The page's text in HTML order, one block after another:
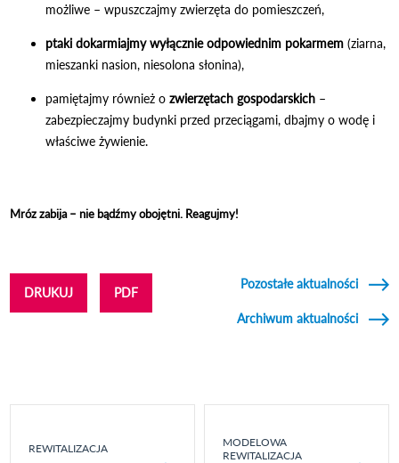
możliwe – wpuszczajmy zwierzęta do pomieszczeń,
ptaki dokarmiajmy wyłącznie odpowiednim pokarmem (ziarna,
mieszanki nasion, niesolona słonina),
pamiętajmy również ozwierzętach gospodarskich –
zabezpieczajmy budynki przed przeciągami, dbajmy o wodę i
właściwe żywienie.
Mróz zabija – nie bądźmy obojętni. Reagujmy!
DRUKUJ PDF
Pozostałe aktualności
Archiwum aktualności
REWITALIZACJA
MODELOWA
REWITALIZACJA